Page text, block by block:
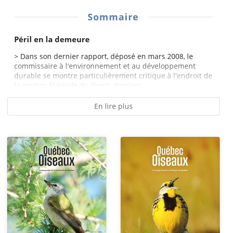
Sommaire
Péril en la demeure
> Dans son dernier rapport, déposé en mars 2008, le
commissaire à l'environnement et au développement
durable se montre particulièrement critique à l'endroit de
la gestion fédérale de divers dossiers,...
En lire plus